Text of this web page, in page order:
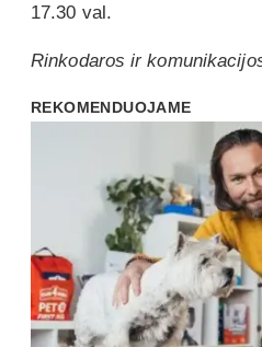
17.30 val.
Rinkodaros ir
REKOMENDUOJAME